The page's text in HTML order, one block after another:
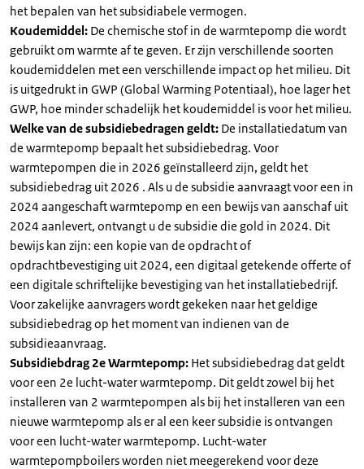
het bepalen van het subsidiabele vermogen.
Koudemiddel: De chemische stof in de warmtepomp die wordt
gebruikt om warmte af te geven. Er zijn verschillende soorten
koudemiddelen met een verschillende impact op het milieu. Dit
is uitgedrukt in GWP (Global Warming Potentiaal), hoe lager het
GWP, hoe minder schadelijk het koudemiddel is voor het milieu.
Welke van de subsidiebedragen geldt: De installatiedatum van
de warmtepomp bepaalt het subsidiebedrag. Voor
warmtepompen die in 2026 geïnstalleerd zijn, geldt het
subsidiebedrag uit 2026 . Als u de subsidie aanvraagt voor een in
2024 aangeschaft warmtepomp en een bewijs van aanschaf uit
2024 aanlevert, ontvangt u de subsidie die gold in 2024. Dit
bewijs kan zijn: een kopie van de opdracht of
opdrachtbevestiging uit 2024, een digitaal getekende offerte of
een digitale schriftelijke bevestiging van het installatiebedrijf.
Voor zakelijke aanvragers wordt gekeken naar het geldige
subsidiebedrag op het moment van indienen van de
subsidieaanvraag.
Subsidiebdrag 2e Warmtepomp: Het subsidiebedrag dat geldt
voor een 2e lucht-water warmtepomp. Dit geldt zowel bij het
installeren van 2 warmtepompen als bij het installeren van een
nieuwe warmtepomp als er al een keer subsidie is ontvangen
voor een lucht-water warmtepomp. Lucht-water
warmtepompboilers worden niet meegerekend voor deze